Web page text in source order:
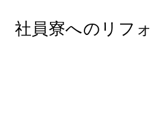
社員寮へのリフ